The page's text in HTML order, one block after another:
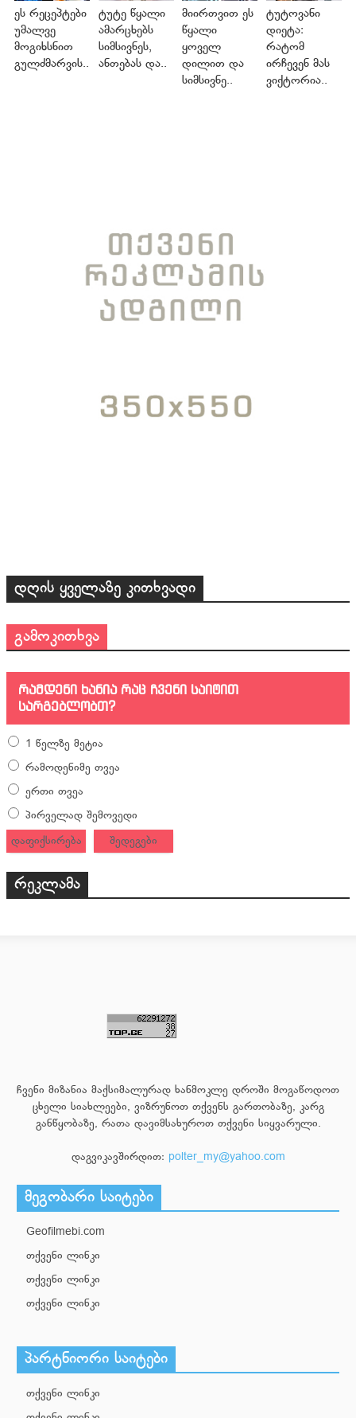
ეს რეცეპტები
უმალვე
მოგიხსნით
გულძმარვის..
ტუტე წყალი
ამარცხებს
სიმსივნეს,
ანთებას და..
მიირთვით ეს
წყალი
ყოველ
დილით და
სიმსივნე..
ტუტოვანი
დიეტა:
რატომ
ირჩევენ მას
ვიქტორია..
დღის ყველაზე კითხვადი
გამოკითხვა
რამდენი ხანია რაც ჩვენი საიტით
სარგებლობთ?
1 წელზე მეტია
რამოდენიმე თვეა
ერთი თვეა
პირველად შემოვედი
დაფიქსირება
შედეგები
რეკლამა
ჩვენი მიზანია მაქსიმალურად ხანმოკლე დროში მოგაწოდოთ
ცხელი სიახლეები, ვიზრუნოთ თქვენს გართობაზე, კარგ
განწყობაზე, რათა დავიმსახუროთ თქვენი სიყვარული.
დაგვიკავშირდით: polter_my@yahoo.com
მეგობარი საიტები
Geofilmebi.com
თქვენი ლინკი
თქვენი ლინკი
თქვენი ლინკი
პარტნიორი საიტები
თქვენი ლინკი